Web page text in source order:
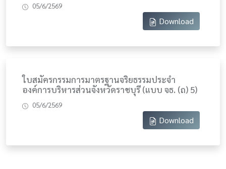
05/6/2569
Download
ใบสมัครกรรมการมาตรฐานจริยธรรมประจำ
องค์การบริหารส่วนจังหวัดราชบุรี (แบบ จธ. (ถ) 5)
05/6/2569
Download